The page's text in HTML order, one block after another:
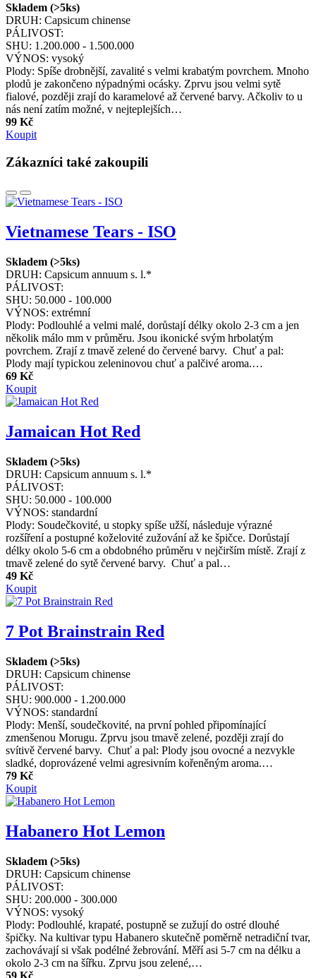
Skladem (>5ks)
DRUH: Capsicum chinense
PÁLIVOST:
SHU: 1.200.000 - 1.500.000
VÝNOS: vysoký
Plody: Spíše drobnější, zavalité s velmi krabatým povrchem. Mnoho
plodů je zakončeno nýpadnými ocásky. Zprvu jsou velmi sytě
fialové, později zrají do karamelové až červené barvy. Ačkoliv to u
nás není zatím možné, v nejteplejších…
99 Kč
Koupit
Zákazníci také zakoupili
Vietnamese Tears - ISO
Skladem (>5ks)
DRUH: Capsicum annuum s. l.*
PÁLIVOST:
SHU: 50.000 - 100.000
VÝNOS: extrémní
Plody: Podlouhlé a velmi malé, dorůstají délky okolo 2-3 cm a jen
několik málo mm v průměru. Jsou ikonické svým hrbolatým
povrchem. Zrají z tmavě zelené do červené barvy. Chuť a pal:
Plody mají typickou zeleninovou chuť a palčivé aroma.…
69 Kč
Koupit
Jamaican Hot Red
Skladem (>5ks)
DRUH: Capsicum annuum s. l.*
PÁLIVOST:
SHU: 50.000 - 100.000
VÝNOS: standardní
Plody: Soudečkovité, u stopky spíše užší, následuje výrazné
rozšíření a postupné koželovité zužování až ke špičce. Dorůstají
délky okolo 5-6 cm a obdobného průměru v nejčirším místě. Zrají z
tmavě zelené do sytě červené barvy. Chuť a pal…
49 Kč
Koupit
7 Pot Brainstrain Red
Skladem (>5ks)
DRUH: Capsicum chinense
PÁLIVOST:
SHU: 900.000 - 1.200.000
VÝNOS: standardní
Plody: Menší, soudečkovité, na první pohled připomínající
zmenšenou Morugu. Zprvu jsou tmavě zelené, později zrají do
svítivě červené barvy. Chuť a pal: Plody jsou ovocné a nezvykle
sladké, doprovázené velmi agresivním kořeněným aroma.…
79 Kč
Koupit
Habanero Hot Lemon
Skladem (>5ks)
DRUH: Capsicum chinense
PÁLIVOST:
SHU: 200.000 - 300.000
VÝNOS: vysoký
Plody: Podlouhlé, krapaté, postupně se zužují do ostré dlouhé
špičky. Na kultivar typu Habanero skutečně poměrně netradiční tvar,
zachovávají si však podélné žebrování. Měří asi 5-7 cm na délku a
okolo 2-3 cm na šířku. Zprvu jsou zelené,…
59 Kč